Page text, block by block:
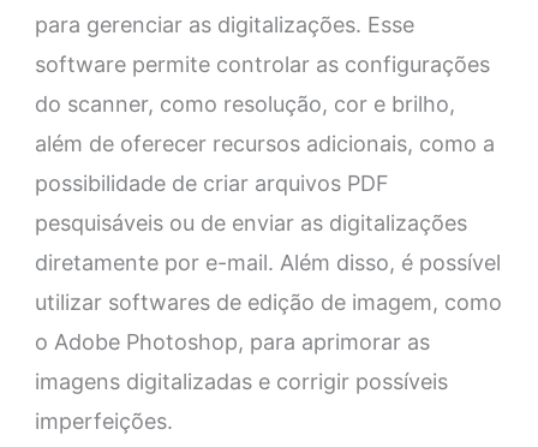
para gerenciar as digitalizações. Esse
software permite controlar as configurações
do scanner, como resolução, cor e brilho,
além de oferecer recursos adicionais, como a
possibilidade de criar arquivos PDF
pesquisáveis ou de enviar as digitalizações
diretamente por e-mail. Além disso, é possível
utilizar softwares de edição de imagem, como
o Adobe Photoshop, para aprimorar as
imagens digitalizadas e corrigir possíveis
imperfeições.